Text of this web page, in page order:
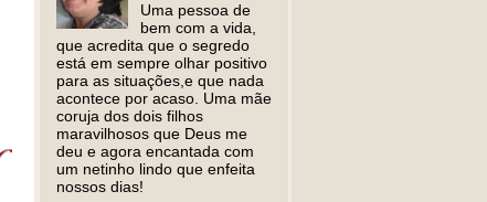
Uma pessoa de
bem com a vida,
que acredita que o segredo
está em sempre olhar positivo
para as situações,e que nada
acontece por acaso. Uma mãe
coruja dos dois filhos
maravilhosos que Deus me
deu e agora encantada com
um netinho lindo que enfeita
nossos dias!